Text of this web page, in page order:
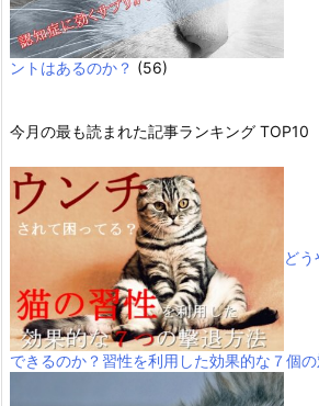
ントはあるのか？ (56)
今月の最も読まれた記事ランキング TOP10
ど
できるのか？習性を利用した効果的な７個